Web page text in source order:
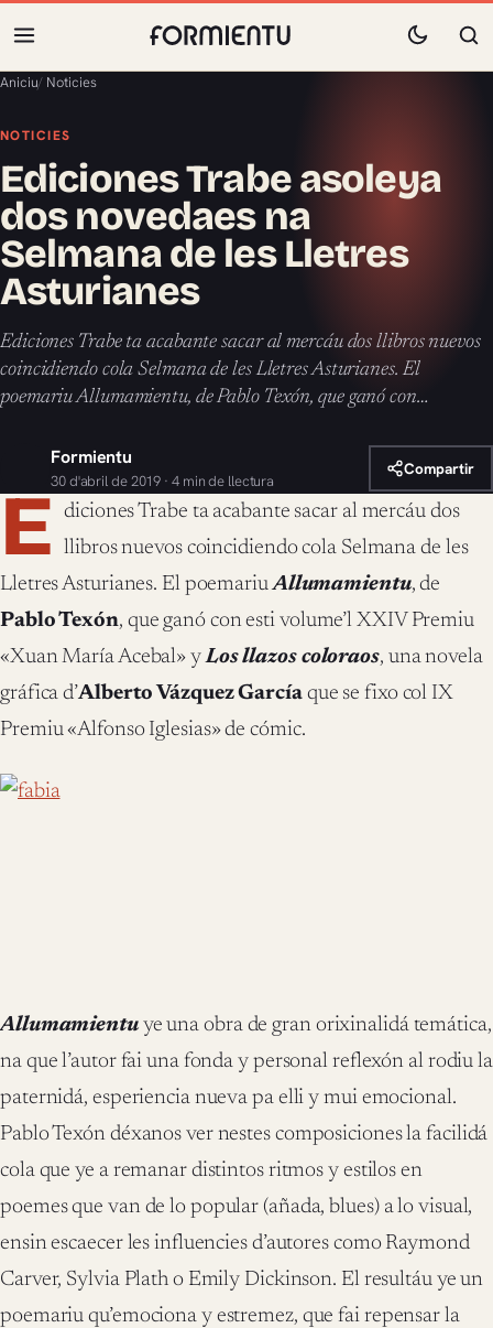
Aniciu/ Noticies
NOTICIES
Ediciones Trabe asoleya
dos novedaes na
Selmana de les Lletres
Asturianes
Ediciones Trabe ta acabante sacar al mercáu dos llibros nuevos
coincidiendo cola Selmana de les Lletres Asturianes. El
poemariu Allumamientu, de Pablo Texón, que ganó con…
Formientu
30 d'abril de 2019 · 4 min de llectura
Compartir
E diciones Trabe ta acabante sacar al mercáu dos
llibros nuevos coincidiendo cola Selmana de les
Lletres Asturianes. El poemariuAllumamientu, de
Pablo Texón, que ganó con esti volume’l XXIV Premiu
«Xuan María Acebal» yLos llazos coloraos, una novela
gráfica d’Alberto Vázquez Garcíaque se fixo col IX
Premiu «Alfonso Iglesias» de cómic.
Allumamientuye una obra de gran orixinalidá temática,
na que l’autor fai una fonda y personal reflexón al rodiu la
paternidá, esperiencia nueva pa elli y mui emocional.
Pablo Texón déxanos ver nestes composiciones la facilidá
cola que ye a remanar distintos ritmos y estilos en
poemes que van de lo popular (añada, blues) a lo visual,
ensin escaecer les influencies d’autores como Raymond
Carver, Sylvia Plath o Emily Dickinson. El resultáu ye un
poemariu qu’emociona y estremez, que fai repensar la